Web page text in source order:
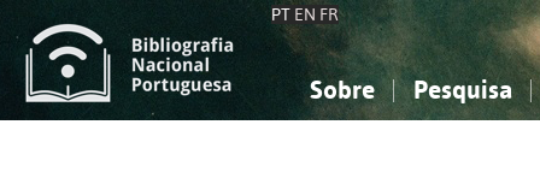
PT EN FR
Sobre Pesquisa